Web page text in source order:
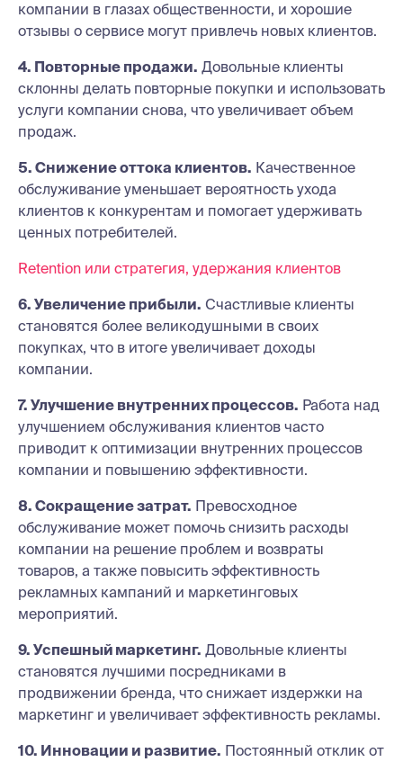
компании в глазах общественности, и хорошие
отзывы о сервисе могут привлечь новых клиентов.
4. Повторные продажи. Довольные клиенты
склонны делать повторные покупки и использовать
услуги компании снова, что увеличивает объем
продаж.
5. Снижение оттока клиентов. Качественное
обслуживание уменьшает вероятность ухода
клиентов к конкурентам и помогает удерживать
ценных потребителей.
Retention или стратегия, удержания клиентов
6. Увеличение прибыли. Счастливые клиенты
становятся более великодушными в своих
покупках, что в итоге увеличивает доходы
компании.
7. Улучшение внутренних процессов. Работа над
улучшением обслуживания клиентов часто
приводит к оптимизации внутренних процессов
компании и повышению эффективности.
8. Сокращение затрат. Превосходное
обслуживание может помочь снизить расходы
компании на решение проблем и возвраты
товаров, а также повысить эффективность
рекламных кампаний и маркетинговых
мероприятий.
9. Успешный маркетинг. Довольные клиенты
становятся лучшими посредниками в
продвижении бренда, что снижает издержки на
маркетинг и увеличивает эффективность рекламы.
10. Инновации и развитие. Постоянный отклик от